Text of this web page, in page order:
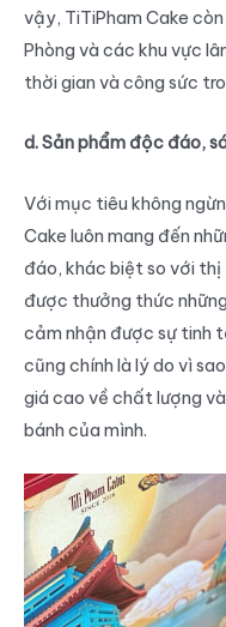
vậy, TiTiPham Cake
Phòng và các khu vực
thời gian và công sức
d. Sản phẩm độc đáo,
Với mục tiêu không
Cake luôn mang đến
đáo, khác biệt so với thị
được thưởng thức
cảm nhận được sự tinh
cũng chính là lý do vì
giá cao về chất lượng
bánh của mình.